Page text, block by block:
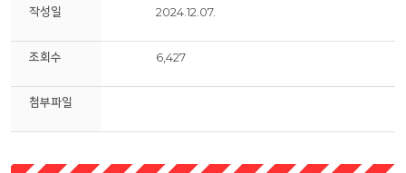
작성일 2024.12.07.
조회수 6,427
첨부파일